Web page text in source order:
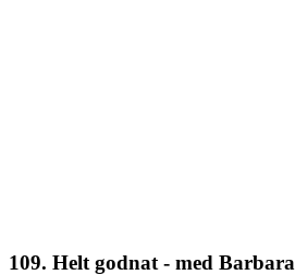
109. Helt godnat - med Barbara